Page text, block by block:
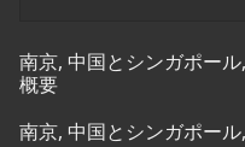
南京, 中国とシンガポー
概要
南京, 中国とシンガポー